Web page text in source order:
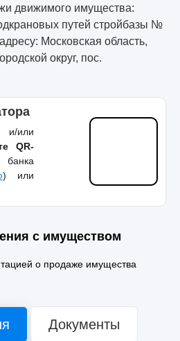
движимого имущества:
путей стройбазы №
Московская область,
округ, пос.
и/или
QR-
) или
с имуществом
о продаже имущества
Документы